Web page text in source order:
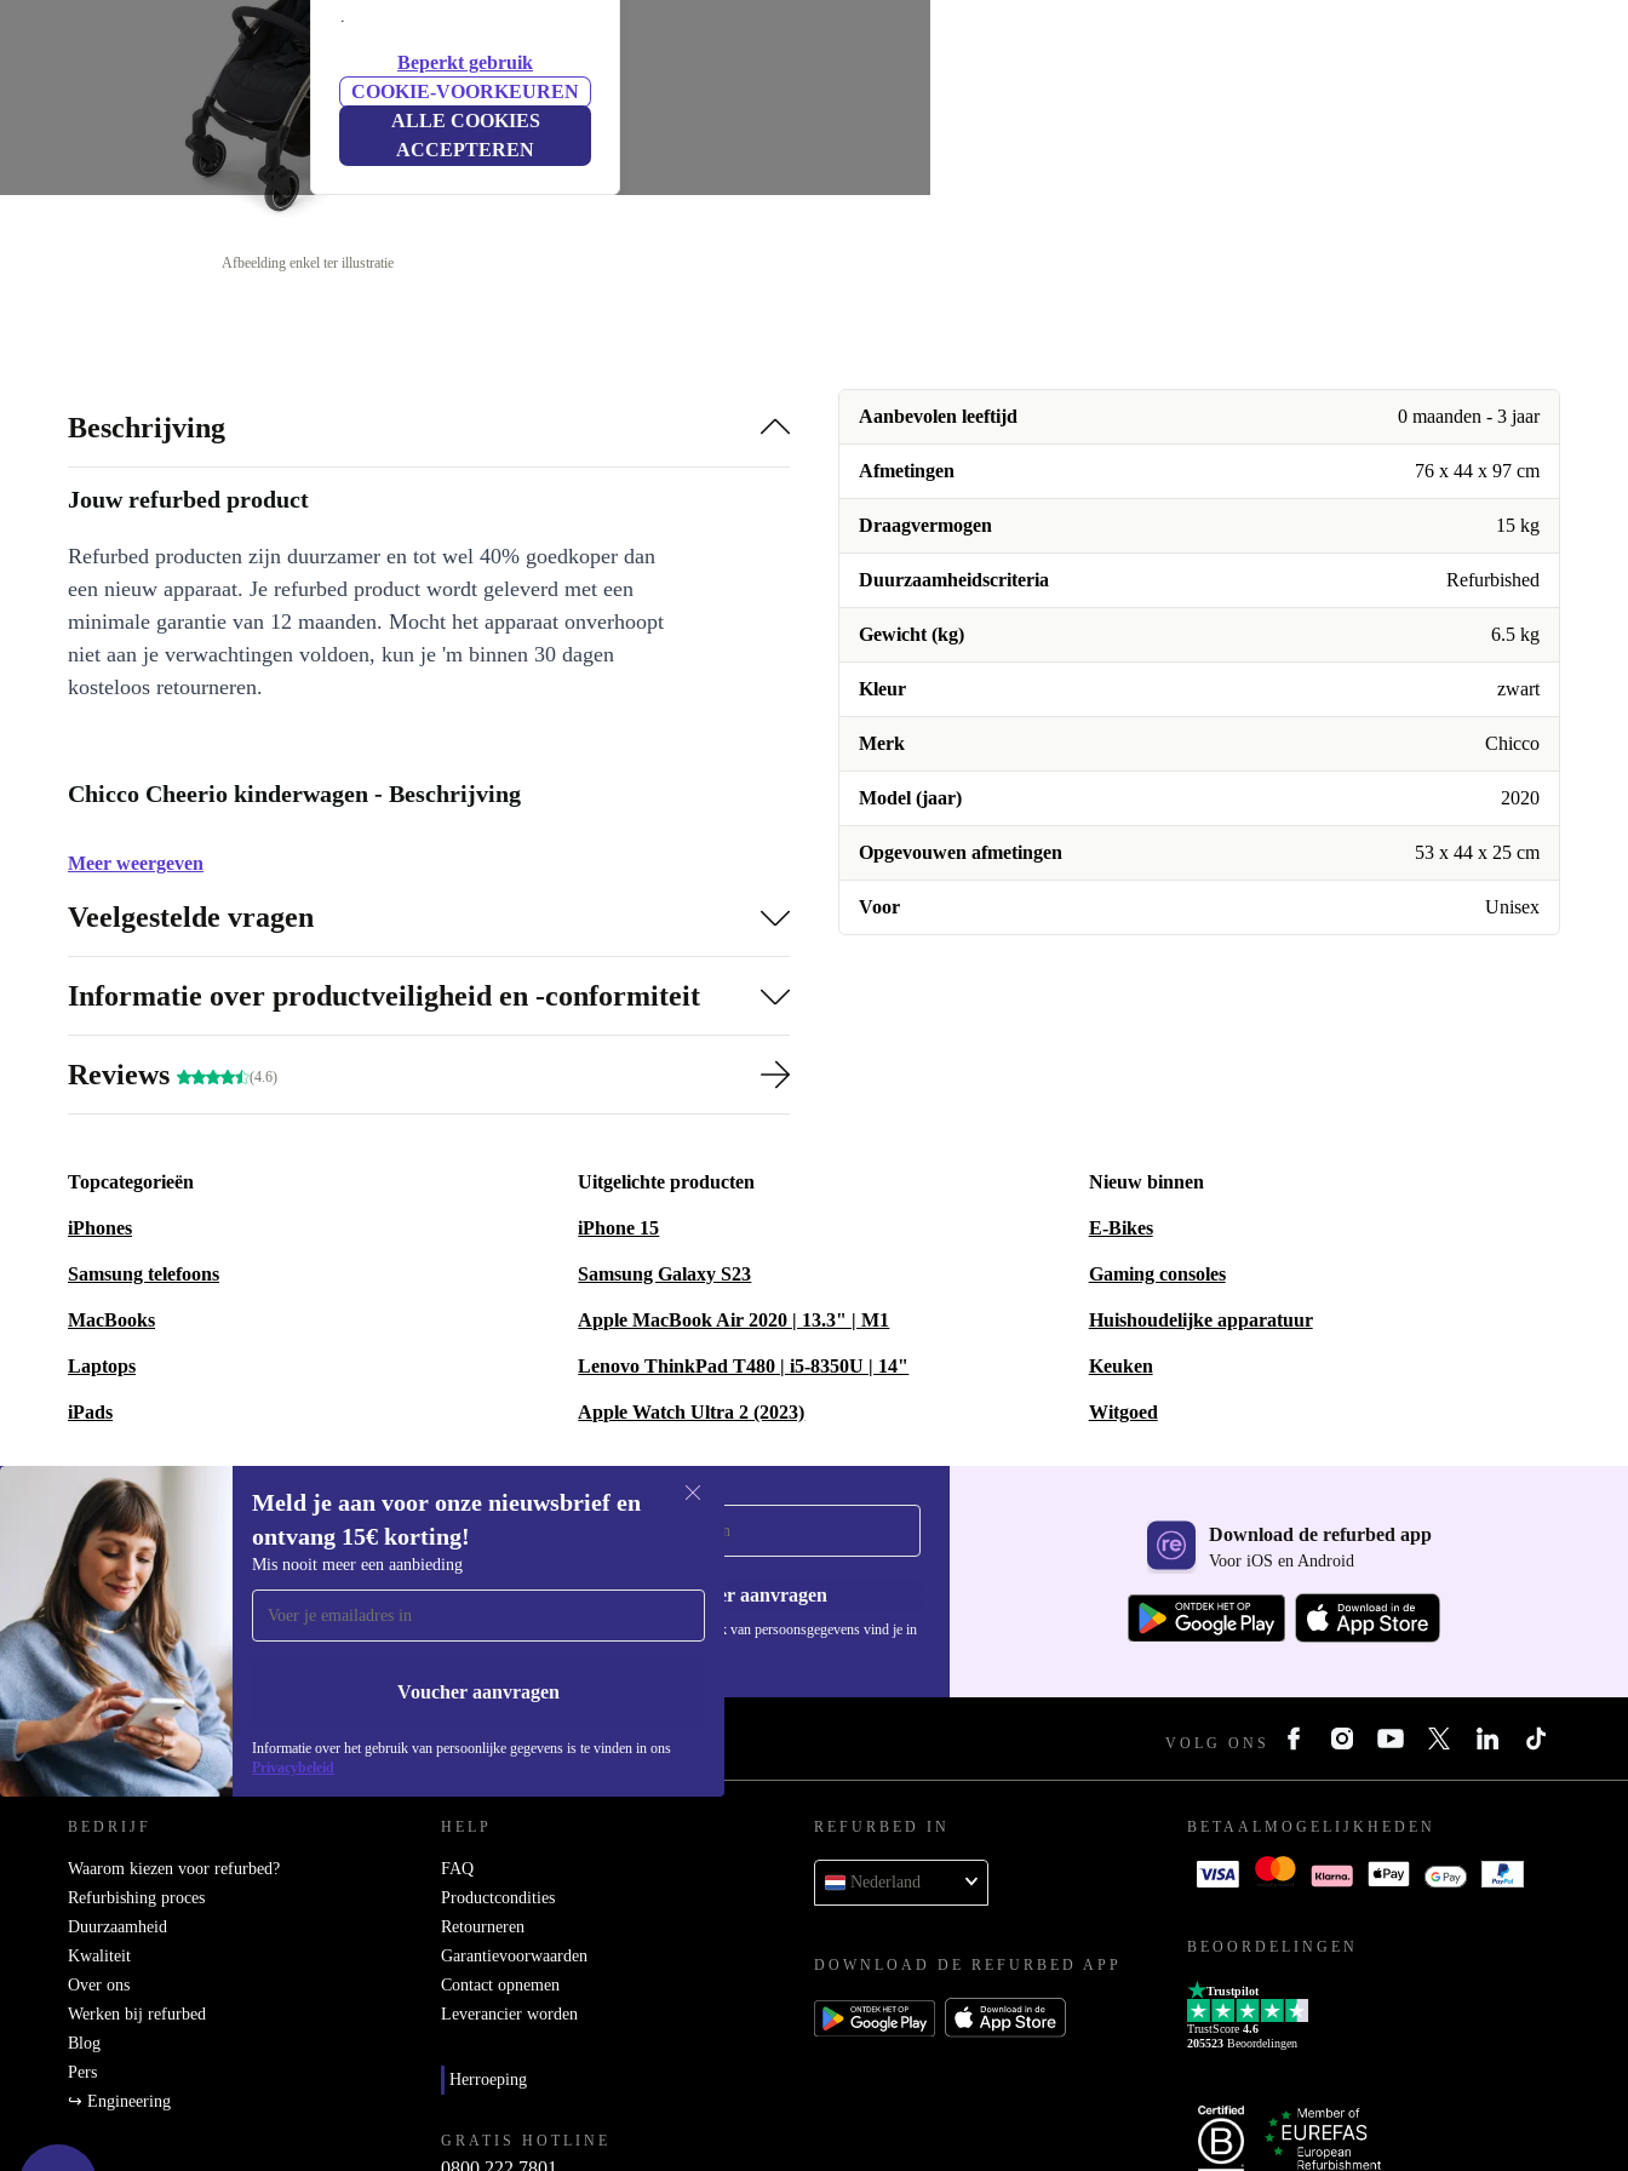
.
Beperkt gebruik
COOKIE-VOORKEUREN
ALLE COOKIES
ACCEPTEREN
Afbeelding enkel ter illustratie
Aanbevolen leeftijd 0 maanden - 3 jaar
Afmetingen ‎76 x 44 x 97 cm
Draagvermogen 15 kg
Duurzaamheidscriteria Refurbished
Gewicht (kg) 6.5 kg
Kleur zwart
Merk Chicco
Model (jaar) 2020
Opgevouwen afmetingen ‎53 x 44 x 25 cm
Voor Unisex
Beschrijving
Jouw refurbed product
Refurbed producten zijn duurzamer en tot wel 40% goedkoper dan
een nieuw apparaat. Je refurbed product wordt geleverd met een
minimale garantie van 12 maanden. Mocht het apparaat onverhoopt
niet aan je verwachtingen voldoen, kun je 'm binnen 30 dagen
kosteloos retourneren.
Chicco Cheerio kinderwagen - Beschrijving
Meer weergeven
Veelgestelde vragen
Informatie over productveiligheid en -conformiteit
Reviews (4.6)
Topcategorieën
iPhones
Samsung telefoons
MacBooks
Laptops
iPads
Uitgelichte producten
iPhone 15
Samsung Galaxy S23
Apple MacBook Air 2020 | 13.3" | M1
Lenovo ThinkPad T480 | i5-8350U | 14"
Apple Watch Ultra 2 (2023)
Nieuw binnen
E-Bikes
Gaming consoles
Huishoudelijke apparatuur
Keuken
Witgoed
Meld je aan voor onze nieuwsbrief en
ontvang 15€ korting!
Mis nooit meer een aanbieding
Voucher aanvragen
Informatie over het gebruik van persoonlijke gegevens is te vinden in ons
Privacybeleid
Meld je aan voor onze nieuwsbrief en
ontvang €15 korting!
Mis nooit meer een aanbieding.
Voucher aanvragen
Informatie over het gebruik van persoonsgegevens vind je in
Download de refurbed app
Voor iOS en Android
REFURBED NEDERLAND - RETHINK NEW. VOLG ONS
BEDRIJF
Waarom kiezen voor refurbed?
Refurbishing proces
Duurzaamheid
Kwaliteit
Over ons
Werken bij refurbed
Blog
Pers
↪ Engineering
HELP
FAQ
Productcondities
Retourneren
Garantievoorwaarden
Contact opnemen
Leverancier worden
Herroeping
GRATIS HOTLINE
REFURBED IN
Nederland
DOWNLOAD DE REFURBED APP
BETAALMOGELIJKHEDEN
BEOORDELINGEN
Trustpilot
TrustScore 4.6
205523 Beoordelingen